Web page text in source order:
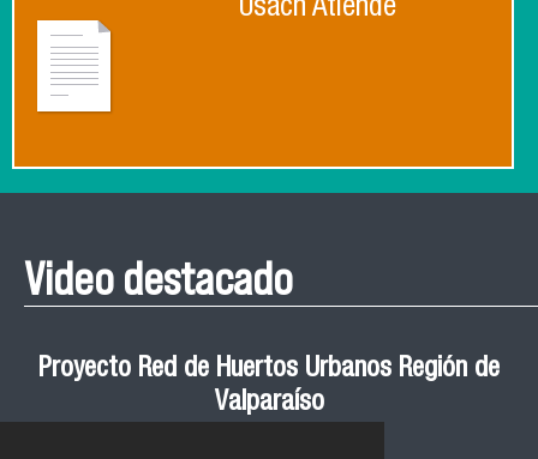
Usach Atiende
Video destacado
Proyecto Red de Huertos Urbanos Región de
Valparaíso